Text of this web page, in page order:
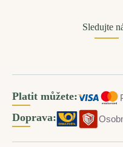
Sledujte
Platit můžete:
Doprava: